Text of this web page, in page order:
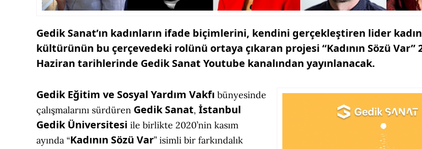
Gedik Sanat’ın kadınların ifade biçimlerini, kendini gerçekleştiren lider
kültürünün bu çerçevedeki rolünü ortaya çıkaran projesi “Kadının Sözü Var”
Haziran tarihlerinde Gedik Sanat Youtube kanalından yayınlanacak.
Gedik Eğitim ve Sosyal Yardım Vakfı bünyesinde
çalışmalarını sürdüren Gedik Sanat, İstanbul
Gedik Üniversitesi ile birlikte 2020’nin kasım
ayında “Kadının Sözü Var” isimli bir farkındalık